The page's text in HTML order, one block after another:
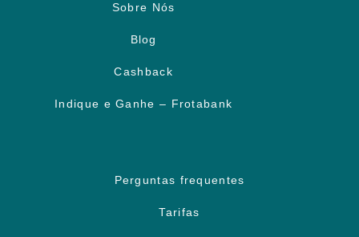
Sobre Nós
Blog
Cashback
Indique e Ganhe – Frotabank
Perguntas frequentes
Tarifas